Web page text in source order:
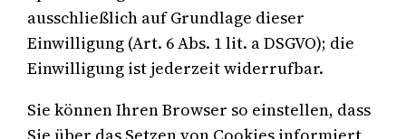
ausschließlich auf Grundlage dieser
Einwilligung (Art. 6 Abs. 1 lit. a DSGVO); die
Einwilligung ist jederzeit widerrufbar.
Sie können Ihren Browser so einstellen, dass